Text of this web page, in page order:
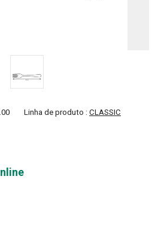
Linha de produto : CLASSIC